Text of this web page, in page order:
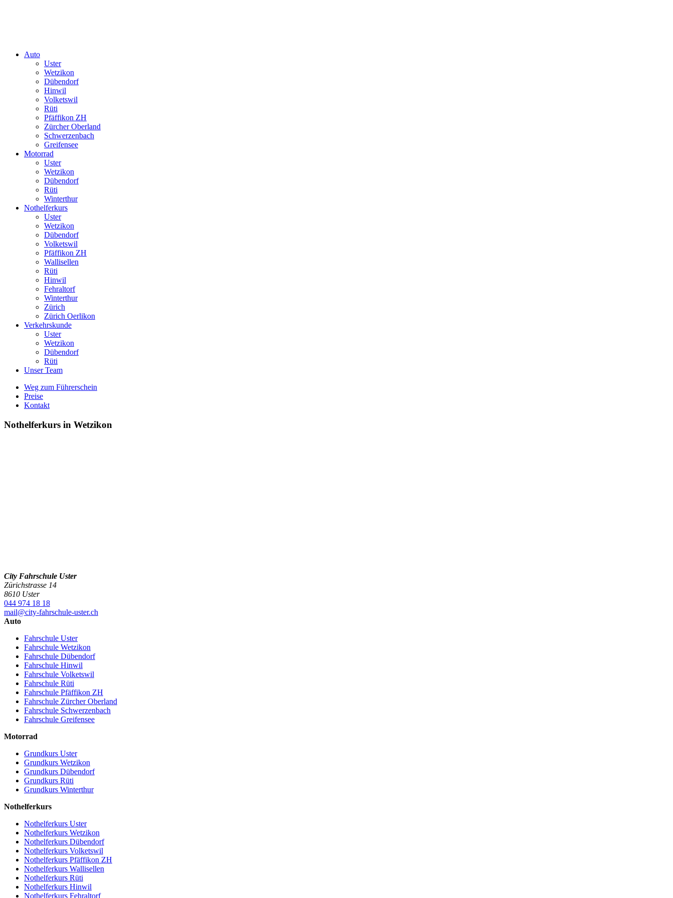
Auto
Uster
Wetzikon
Dübendorf
Hinwil
Volketswil
Rüti
Pfäffikon ZH
Zürcher Oberland
Schwerzenbach
Greifensee
Motorrad
Uster
Wetzikon
Dübendorf
Rüti
Winterthur
Nothelferkurs
Uster
Wetzikon
Dübendorf
Volketswil
Pfäffikon ZH
Wallisellen
Rüti
Hinwil
Fehraltorf
Winterthur
Zürich
Zürich Oerlikon
Verkehrskunde
Uster
Wetzikon
Dübendorf
Rüti
Unser Team
Weg zum Führerschein
Preise
Kontakt
Nothelferkurs in Wetzikon
City Fahrschule Uster
Zürichstrasse 14
8610 Uster
044 974 18 18
mail@city-fahrschule-uster.ch
Auto
Fahrschule Uster
Fahrschule Wetzikon
Fahrschule Dübendorf
Fahrschule Hinwil
Fahrschule Volketswil
Fahrschule Rüti
Fahrschule Pfäffikon ZH
Fahrschule Zürcher Oberland
Fahrschule Schwerzenbach
Fahrschule Greifensee
Motorrad
Grundkurs Uster
Grundkurs Wetzikon
Grundkurs Dübendorf
Grundkurs Rüti
Grundkurs Winterthur
Nothelferkurs
Nothelferkurs Uster
Nothelferkurs Wetzikon
Nothelferkurs Dübendorf
Nothelferkurs Volketswil
Nothelferkurs Pfäffikon ZH
Nothelferkurs Wallisellen
Nothelferkurs Rüti
Nothelferkurs Hinwil
Nothelferkurs Fehraltorf